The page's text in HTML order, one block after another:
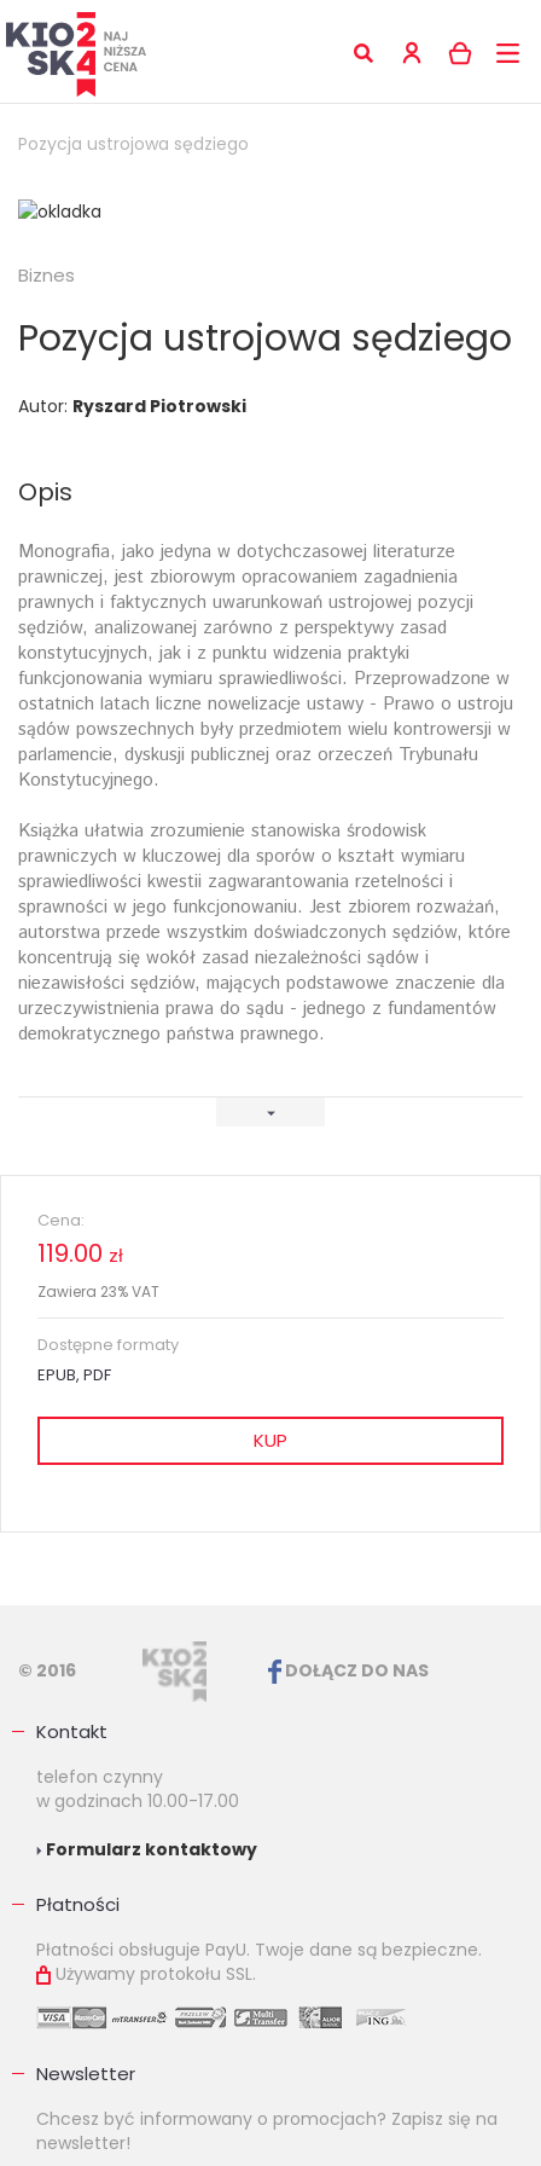
Pozycja ustrojowa sędziego
Biznes
Pozycja ustrojowa sędziego
Autor: Ryszard Piotrowski
Opis
Monografia, jako jedyna w dotychczasowej literaturze
prawniczej, jest zbiorowym opracowaniem zagadnienia
prawnych i faktycznych uwarunkowań ustrojowej pozycji
sędziów, analizowanej zarówno z perspektywy zasad
konstytucyjnych, jak i z punktu widzenia praktyki
funkcjonowania wymiaru sprawiedliwości. Przeprowadzone w
ostatnich latach liczne nowelizacje ustawy - Prawo o ustroju
sądów powszechnych były przedmiotem wielu kontrowersji w
parlamencie, dyskusji publicznej oraz orzeczeń Trybunału
Konstytucyjnego.
Książka ułatwia zrozumienie stanowiska środowisk
prawniczych w kluczowej dla sporów o kształt wymiaru
sprawiedliwości kwestii zagwarantowania rzetelności i
sprawności w jego funkcjonowaniu. Jest zbiorem rozważań,
autorstwa przede wszystkim doświadczonych sędziów, które
koncentrują się wokół zasad niezależności sądów i
niezawisłości sędziów, mających podstawowe znaczenie dla
urzeczywistnienia prawa do sądu - jednego z fundamentów
demokratycznego państwa prawnego.
Cena:
119.00 zł
Zawiera 23% VAT
Dostępne formaty
EPUB, PDF
KUP
© 2016 DOŁĄCZ DO NAS
Kontakt
telefon czynny
w godzinach 10.00-17.00
Formularz kontaktowy
Płatności
Płatności obsługuje PayU. Twoje dane są bezpieczne.
Używamy protokołu SSL.
Newsletter
Chcesz być informowany o promocjach? Zapisz się na
newsletter!